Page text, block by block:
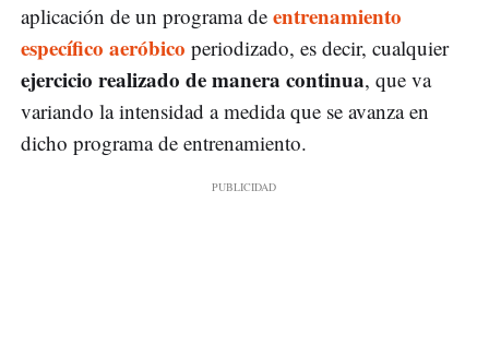
aplicación de un programa de entrenamiento
específico aeróbico periodizado, es decir, cualquier
ejercicio realizado de manera continua, que va
variando la intensidad a medida que se avanza en
dicho programa de entrenamiento.